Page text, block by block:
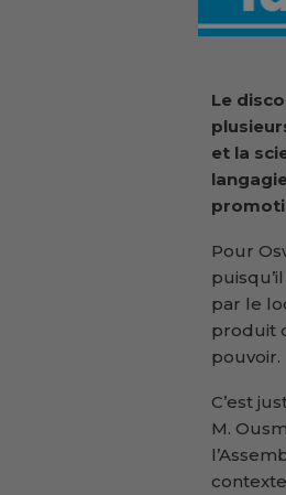
Le
et la
Pour
par le
produit
pouvoir.
C’est
M.